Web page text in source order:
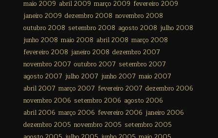
maio 2009 abril 2009 março 2009 fevereiro 2009
janeiro 2009 dezembro 2008 novembro 2008
outubro 2008 setembro 2008 agosto 2008 julho 2008
junho 2008 maio 2008 abril 2008 março 2008
fevereiro 2008 janeiro 2008 dezembro 2007
novembro 2007 outubro 2007 setembro 2007
agosto 2007 julho 2007 junho 2007 maio 2007
abril 2007 março 2007 fevereiro 2007 dezembro 2006
novembro 2006 setembro 2006 agosto 2006
abril 2006 março 2006 fevereiro 2006 janeiro 2006
dezembro 2005 novembro 2005 setembro 2005